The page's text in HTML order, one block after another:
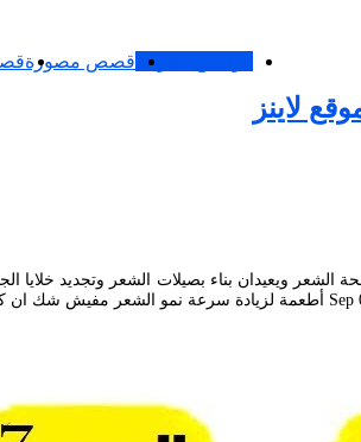
لاينز
مواضيع متنوعة قصص مصورة
الأسماك على كميات كبيرة من الحديد وفيتامين ب12 الذى يعززان من صحة